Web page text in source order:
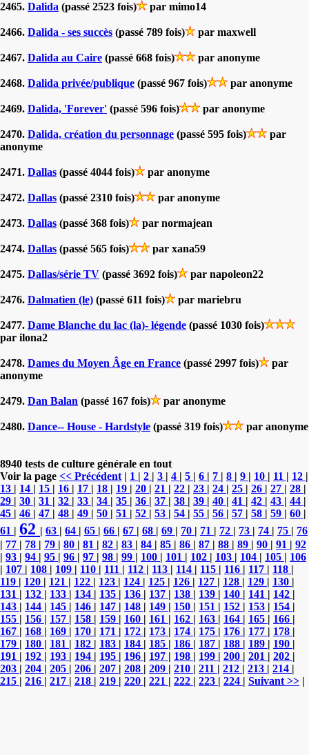
2465. Dalida (passé 2523 fois) par mimo14
2466. Dalida - ses succès (passé 789 fois) par maxwell
2467. Dalida au Caire (passé 668 fois) par anonyme
2468. Dalida privée/publique (passé 967 fois) par anonyme
2469. Dalida, 'Forever' (passé 596 fois) par anonyme
2470. Dalida, création du personnage (passé 595 fois)
par
anonyme
2471. Dallas (passé 4044 fois) par anonyme
2472. Dallas (passé 2310 fois) par anonyme
2473. Dallas (passé 368 fois) par normajean
2474. Dallas (passé 565 fois) par xana59
2475. Dallas/série TV (passé 3692 fois) par napoleon22
2476. Dalmatien (le) (passé 611 fois) par mariebru
2477. Dame Blanche du lac (la)- légende (passé 1030 fois)
par ilona2
2478. Dames du Moyen Âge en France (passé 2997 fois)
par
anonyme
2479. Dan Balan (passé 167 fois) par anonyme
2480. Dance-- House - Hardstyle (passé 319 fois) par anonyme
8940 tests de culture générale en tout
Voir la page << Précédent | 1 | 2 | 3 | 4 | 5 | 6 | 7 | 8 | 9 | 10 | 11 | 12 |
13 | 14 | 15 | 16 | 17 | 18 | 19 | 20 | 21 | 22 | 23 | 24 | 25 | 26 | 27 | 28 |
29 | 30 | 31 | 32 | 33 | 34 | 35 | 36 | 37 | 38 | 39 | 40 | 41 | 42 | 43 | 44 |
45 | 46 | 47 | 48 | 49 | 50 | 51 | 52 | 53 | 54 | 55 | 56 | 57 | 58 | 59 | 60 |
61 | 62 | 63 | 64 | 65 | 66 | 67 | 68 | 69 | 70 | 71 | 72 | 73 | 74 | 75 | 76
| 77 | 78 | 79 | 80 | 81 | 82 | 83 | 84 | 85 | 86 | 87 | 88 | 89 | 90 | 91 | 92
| 93 | 94 | 95 | 96 | 97 | 98 | 99 | 100 | 101 | 102 | 103 | 104 | 105 | 106
| 107 | 108 | 109 | 110 | 111 | 112 | 113 | 114 | 115 | 116 | 117 | 118 |
119 | 120 | 121 | 122 | 123 | 124 | 125 | 126 | 127 | 128 | 129 | 130 |
131 | 132 | 133 | 134 | 135 | 136 | 137 | 138 | 139 | 140 | 141 | 142 |
143 | 144 | 145 | 146 | 147 | 148 | 149 | 150 | 151 | 152 | 153 | 154 |
155 | 156 | 157 | 158 | 159 | 160 | 161 | 162 | 163 | 164 | 165 | 166 |
167 | 168 | 169 | 170 | 171 | 172 | 173 | 174 | 175 | 176 | 177 | 178 |
179 | 180 | 181 | 182 | 183 | 184 | 185 | 186 | 187 | 188 | 189 | 190 |
191 | 192 | 193 | 194 | 195 | 196 | 197 | 198 | 199 | 200 | 201 | 202 |
203 | 204 | 205 | 206 | 207 | 208 | 209 | 210 | 211 | 212 | 213 | 214 |
215 | 216 | 217 | 218 | 219 | 220 | 221 | 222 | 223 | 224 | Suivant >> |